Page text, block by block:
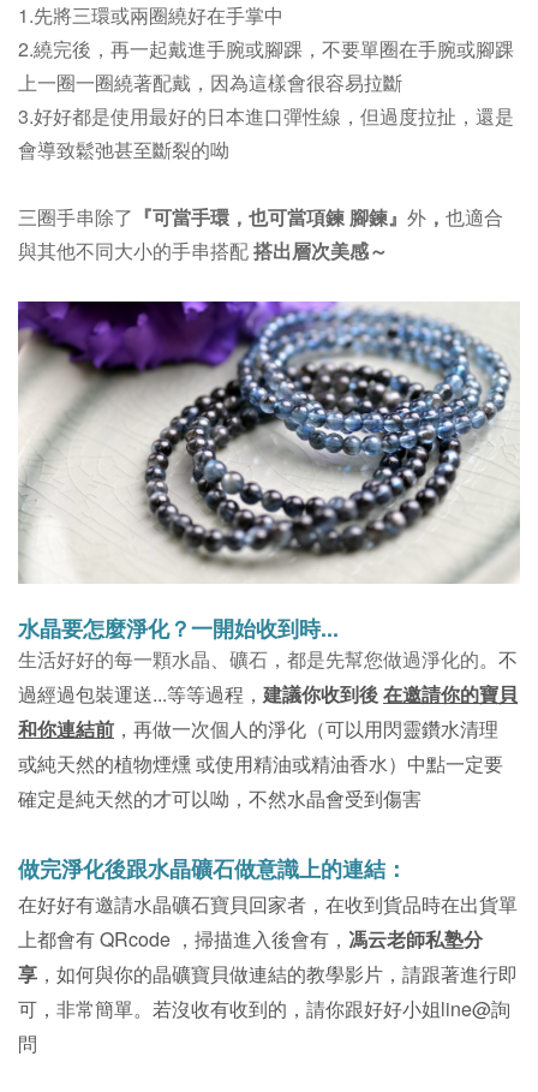
1.先將三環或兩圈繞好在手掌中
2.繞完後，再一起戴進手腕或腳踝，不要單圈在手腕或腳踝
上一圈一圈繞著配戴，因為這樣會很容易拉斷
3.好好都是使用最好的日本進口彈性線，但過度拉扯，還是
會導致鬆弛甚至斷裂的呦
三圈手串除了 『可當手環，也可當項鍊 腳鍊』 外 ， 也適合
與其他不同大小的手串搭配搭出層次美感～
水晶要怎麼淨化？一開始收到時...
生活好好的每一顆水晶、礦石，都是先幫您做過淨化的。不
過經過包裝運送...等等過程， 建議你收到後在邀請你的寶貝
和你連結前 ，再做一次個人的淨化（可以用閃靈鑽水清理
或純天然的植物煙燻 或使用精油或精油香水）中點一定要
確定是純天然的才可以呦，不然水晶會受到傷害
做完淨化後跟水晶礦石做意識上的連結：
在好好有邀請水晶礦石寶貝回家者，在收到貨品時在出貨單
上都會有 QRcode ，掃描進入後會有， 馮云老師私塾分
享 ，如何與你的晶礦寶貝做連結的教學影片，請跟著進行即
可，非常簡單。若沒收有收到的，請你跟好好小姐line@詢
問